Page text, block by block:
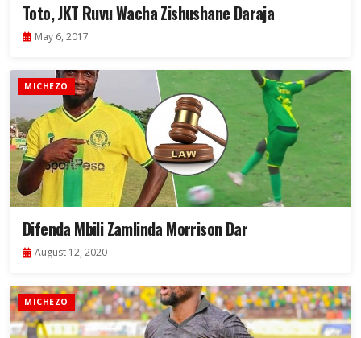
Toto, JKT Ruvu Wacha Zishushane Daraja
May 6, 2017
MICHEZO
Difenda Mbili Zamlinda Morrison Dar
August 12, 2020
MICHEZO